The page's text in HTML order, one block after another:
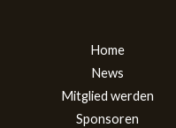
Home
News
Mitglied werden
Sponsoren